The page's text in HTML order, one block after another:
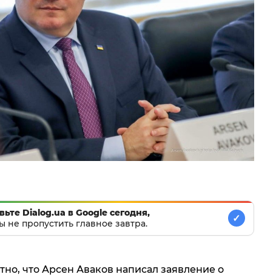
Dialog.ua в Google сегодня,
не пропустить главное завтра.
✓
что Арсен Аваков написал заявление о